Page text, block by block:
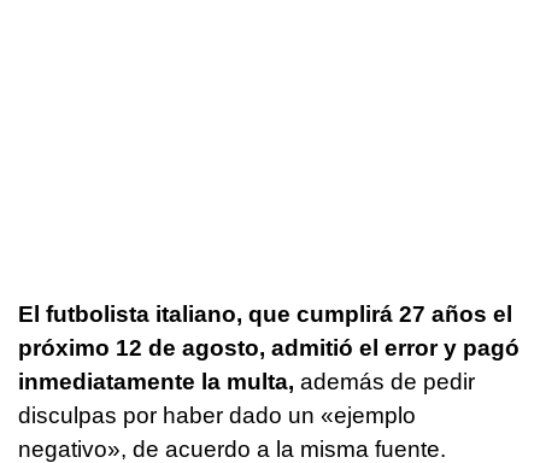
El futbolista italiano, que cumplirá 27 años el
próximo 12 de agosto, admitió el error y pagó
inmediatamente la multa, además de pedir
disculpas por haber dado un «ejemplo
negativo», de acuerdo a la misma fuente.